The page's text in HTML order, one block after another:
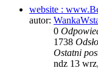
website :
autor:
0
1738
Ostatni
ndz 13